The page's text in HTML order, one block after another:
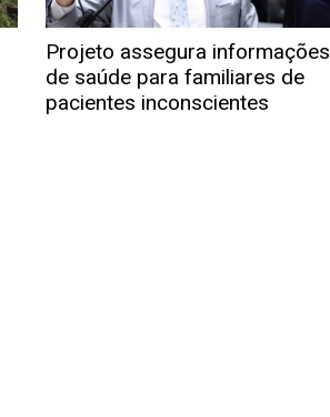
Projeto assegura informações
de saúde para familiares de
pacientes inconscientes